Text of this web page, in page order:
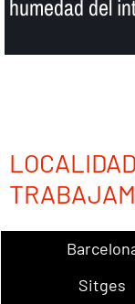
humedad del
Sitges